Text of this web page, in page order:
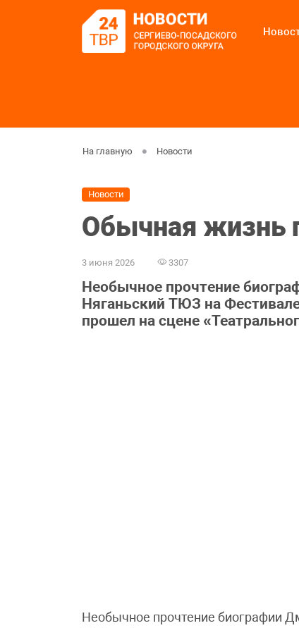
На главную Новости
Новости
Обычная жизнь
3 июня 2026 3307
Необычное прочтение
Няганьский ТЮЗ на
прошел на сцене
Необычное прочтение биографии